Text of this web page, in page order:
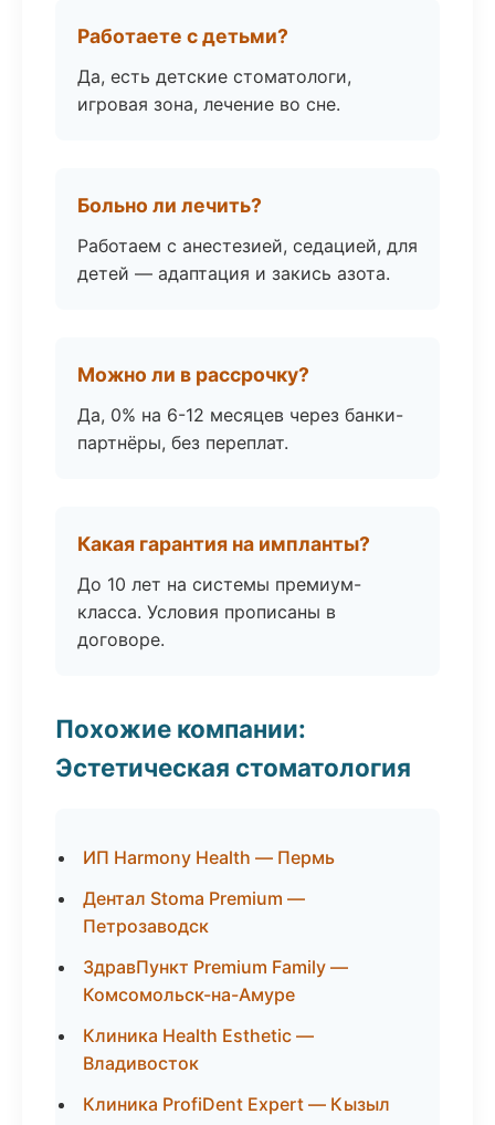
Работаете с детьми?
Да, есть детские стоматологи,
игровая зона, лечение во сне.
Больно ли лечить?
Работаем с анестезией, седацией, для
детей — адаптация и закись азота.
Можно ли в рассрочку?
Да, 0% на 6-12 месяцев через банки-
партнёры, без переплат.
Какая гарантия на импланты?
До 10 лет на системы премиум-
класса. Условия прописаны в
договоре.
Похожие компании:
Эстетическая стоматология
ИП Harmony Health — Пермь
Дентал Stoma Premium —
Петрозаводск
ЗдравПункт Premium Family —
Комсомольск-на-Амуре
Клиника Health Esthetic —
Владивосток
Клиника ProfiDent Expert — Кызыл